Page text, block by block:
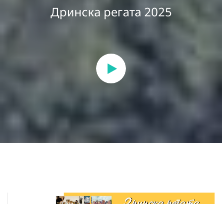
Дринска регата 2025